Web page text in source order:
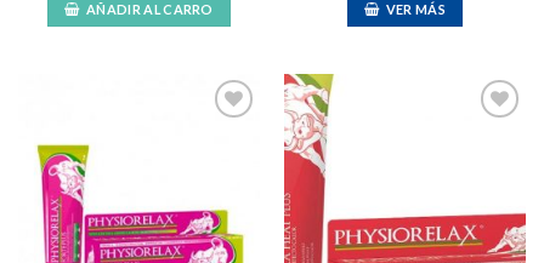
AÑADIR AL CARRO VER MÁS
lista de
deseos
lista de
deseos